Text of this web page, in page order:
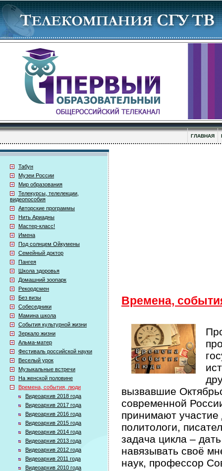
ГЛАВНАЯ
Табун
Музеи России
Мир образования
Телекурсы, телелекции,
видеопособия
Авторские программы
Нить Ариадны
Мастер-класс!
Имена
Под солнцем Ойкумены
Семейный доктор
Пангея
Школа здоровья
Домашний зоопарк
Рекордсмен
Без визы
Собеседники
Мамина школа
События культурной жизни
Зеркало жизни
Альма-матер
Фестиваль российской науки
Веселый урок
Музыкальные встречи
На женской половине
Времена, события, люди
Видеоархив 2018 года
Видеоархив 2017 года
Видеоархив 2016 года
Видеоархив 2015 года
Видеоархив 2014 года
Видеоархив 2013 года
Видеоархив 2012 года
Видеоархив 2011 года
Видеоархив 2010 года
Времена,
вызвавшие
современной
принимают участие
политологи,
задача цикла –
навязывать своё
наук, профессор